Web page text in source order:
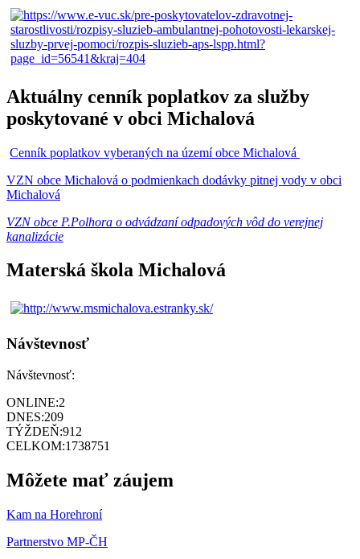
Aktuálny cenník poplatkov za služby
poskytované v obci Michalová
Cenník poplatkov vyberaných na území obce Michalová
VZN obce Michalová o podmienkach dodávky pitnej vody v obci
Michalová
VZN obce P.Polhora o odvádzaní odpadových vôd do verejnej
kanalizácie
Materská škola Michalová
Návštevnosť
Návštevnosť:
ONLINE:2
DNES:209
TÝŽDEŇ:912
CELKOM:1738751
Môžete mať záujem
Kam na Horehroní
Partnerstvo MP-ČH